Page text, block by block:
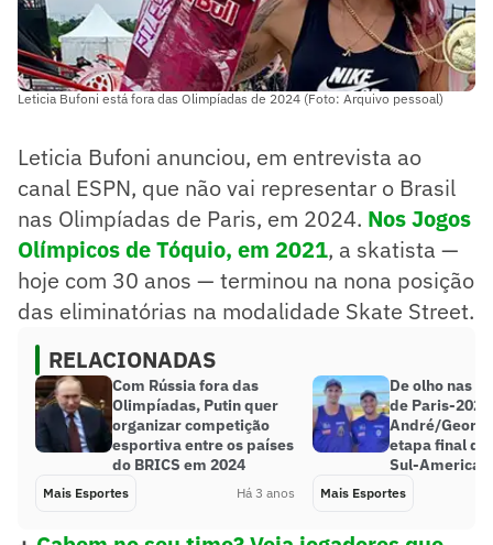
Leticia Bufoni está fora das Olimpíadas de 2024 (Foto: Arquivo pessoal)
Leticia Bufoni anunciou, em entrevista ao
canal ESPN, que não vai representar o Brasil
nas Olimpíadas de Paris, em 2024. Nos Jogos
Olímpicos de Tóquio, em 2021, a skatista —
hoje com 30 anos — terminou na nona posição
das eliminatórias na modalidade Skate Street.
RELACIONADAS
Com Rússia fora das
Olimpíadas, Putin quer
organizar competição
esportiva entre os países
do BRICS em 2024
Mais Esportes Há 3 anos
De olho nas
de Paris-
André/
etapa final do
Sul-
Mais Esportes